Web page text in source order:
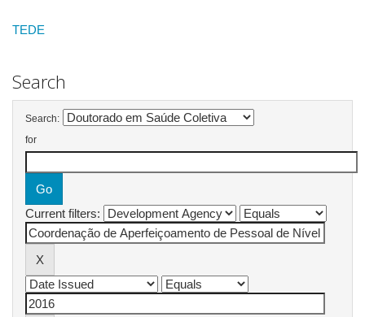
TEDE
Search
Search:
for
Current filters: